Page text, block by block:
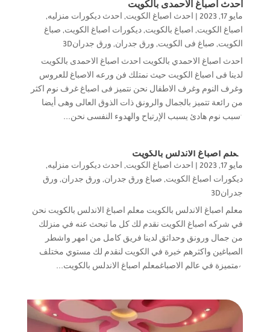
احدث اصباغ الاحمدى بالكويت
مايو 17, 2023 | احدث اصباغ الكويت, احدث ديكورات منزليه,
اصباغ الكويت, اصباغ بالكويت, ديكورات اصباغ الكويت, صباغ
الكويت, صباغ فى الكويت, ورق جدران, ورق جدران3D
احدث اصباغ الاحمدي بالكويت احدث اصباغ الاحمدى بالكويت
لدينا فى اصباغ الكويت حيث نمتلك فن ورعه الاصباغ للعروس
وغرف النوم وغرف الاطفال نحن نتميز فى اصباغ غرف نوم اكثر
من رائعة تتميز بالجمال والرونق ذات الذوق العالى وهى أيضا
تسبب نوم هادئ يسبب الإرتياح والهدوء النفسى نحن...
معلم اصباغ الاندلس بالكويت
مايو 17, 2023 | احدث اصباغ الكويت, احدث ديكورات منزليه,
ديكورات اصباغ الكويت, صباغ ورق جدران, ورق جدران, ورق
جدران3D
معلم اصباغ الاندلس بالكويت معلم اصباغ الاندلس بالكويت نحن
في شركه اصباغ الكويت نقدم لك كل ما تبحث عنه في منزلك
من جمال ورونق وحداثق لدينا فريق كامل من امهر واشطر
الصباغين واكثرهم خبرة في الكويت لنقدم لك مستوي مختلف
ومتميزة في عالم الاصباغمعلم اصباغ الاندلس بالكويت...